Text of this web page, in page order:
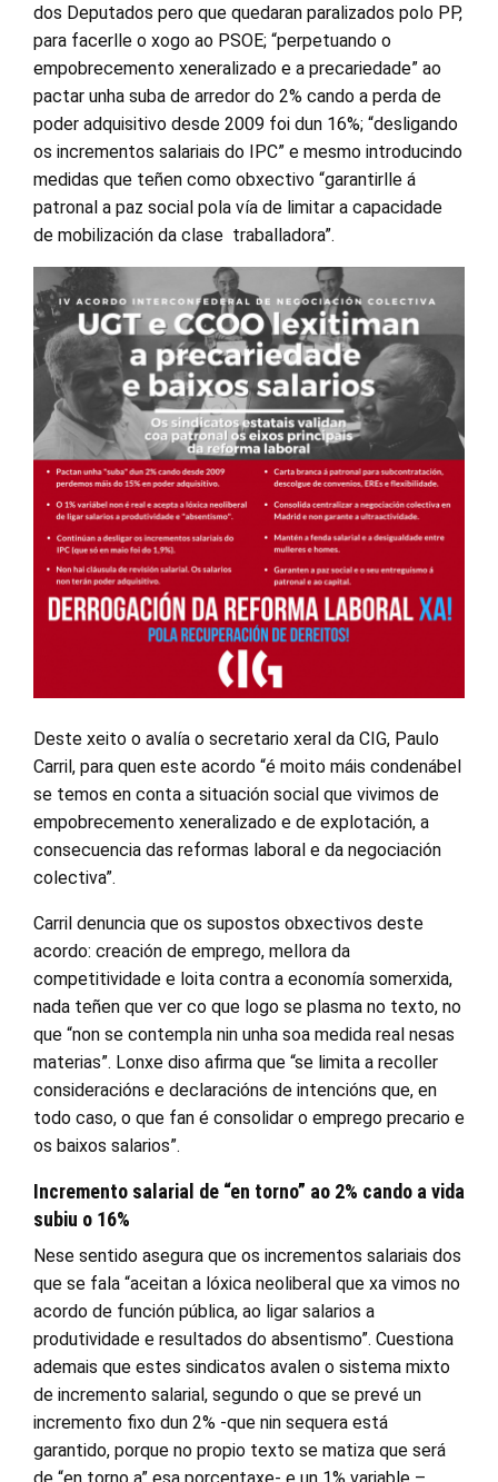
dos Deputados pero que quedaran paralizados polo PP,
para facerlle o xogo ao PSOE; “perpetuando o
empobrecemento xeneralizado e a precariedade” ao
pactar unha suba de arredor do 2% cando a perda de
poder adquisitivo desde 2009 foi dun 16%; “desligando
os incrementos salariais do IPC” e mesmo introducindo
medidas que teñen como obxectivo “garantirlle á
patronal a paz social pola vía de limitar a capacidade
de mobilización da clase traballadora”.
Deste xeito o avalía o secretario xeral da CIG, Paulo
Carril, para quen este acordo “é moito máis condenábel
se temos en conta a situación social que vivimos de
empobrecemento xeneralizado e de explotación, a
consecuencia das reformas laboral e da negociación
colectiva”.
Carril denuncia que os supostos obxectivos deste
acordo: creación de emprego, mellora da
competitividade e loita contra a economía somerxida,
nada teñen que ver co que logo se plasma no texto, no
que “non se contempla nin unha soa medida real nesas
materias”. Lonxe diso afirma que “se limita a recoller
consideracións e declaracións de intencións que, en
todo caso, o que fan é consolidar o emprego precario e
os baixos salarios”.
Incremento salarial de “en torno” ao 2% cando a vida
subiu o 16%
Nese sentido asegura que os incrementos salariais dos
que se fala “aceitan a lóxica neoliberal que xa vimos no
acordo de función pública, ao ligar salarios a
produtividade e resultados do absentismo”. Cuestiona
ademais que estes sindicatos avalen o sistema mixto
de incremento salarial, segundo o que se prevé un
incremento fixo dun 2% -que nin sequera está
garantido, porque no propio texto se matiza que será